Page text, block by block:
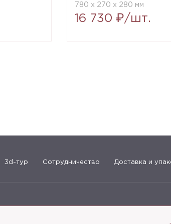
780 x 270 x 280 мм
16 730 ₽/шт.
3d-тур Сотрудничество Доставка и